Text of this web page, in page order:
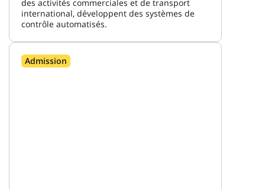
des activités commerciales et de transport
international, développent des systèmes de
contrôle automatisés.
Admission